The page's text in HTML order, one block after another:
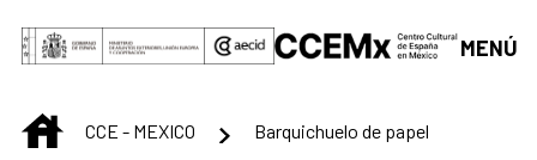
Saltar al contenido principal
MENÚ
INICIOCCE - MEXICO Barquichuelo de papel